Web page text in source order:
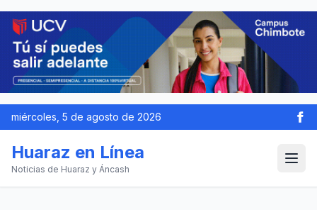
miércoles, 5 de agosto de 2026
Huaraz en Línea
Noticias de Huaraz y Áncash